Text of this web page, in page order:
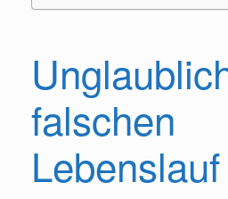
falschen